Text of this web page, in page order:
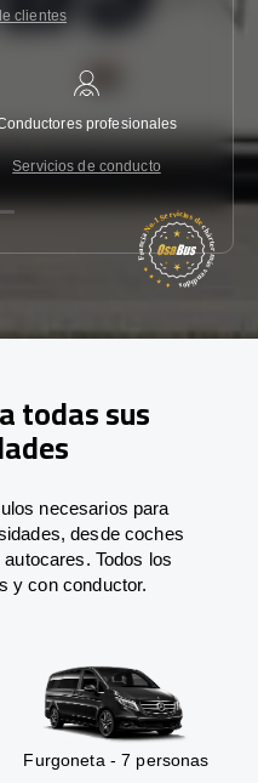
clientes
profesionales
Servicios de conducto
todas sus
necesarios para
desde coches
Todos los
y con conductor.
Furgoneta - 7 personas